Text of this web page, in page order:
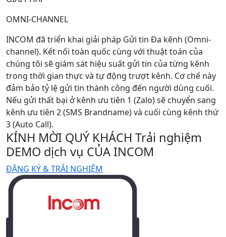
OMNI-CHANNEL
INCOM đã triển khai giải pháp Gửi tin Đa kênh (Omni-
channel). Kết nối toàn quốc cùng với thuật toán của
chúng tôi sẽ giám sát hiệu suất gửi tin của từng kênh
trong thời gian thực và tự động trượt kênh. Cơ chế này
đảm bảo tỷ lệ gửi tin thành công đến người dùng cuối.
Nếu gửi thất bại ở kênh ưu tiên 1 (Zalo) sẽ chuyển sang
kênh ưu tiên 2 (SMS Brandname) và cuối cùng kênh thứ
3 (Auto Call).
KÍNH MỜI QUÝ KHÁCH Trải nghiệm
DEMO dịch vụ CỦA INCOM
ĐĂNG KÝ & TRẢI NGHIỆM